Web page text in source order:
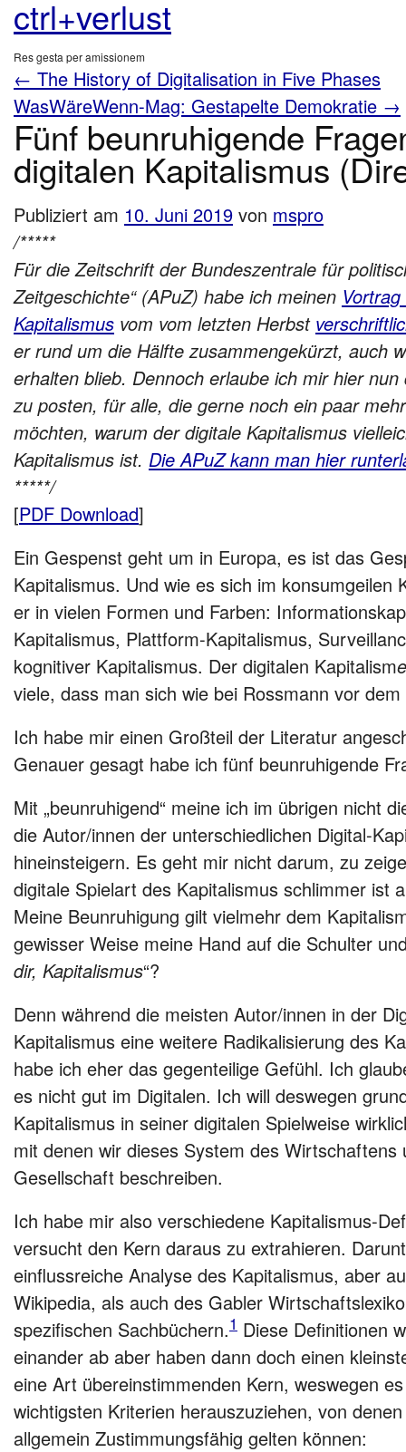
ctrl+verlust
Res gesta per amissionem
← The History of Digitalisation in Five Phases
WasWäreWenn-Mag: Gestapelte Demokratie →
Fünf beunruhigende
digitalen Kapitalismus
Publiziert am 10. Juni 2019 von mspro
/*****
Für die Zeitschrift der Bundeszentrale für
Zeitgeschichte“ (APuZ) habe ich meinen
Kapitalismus vom vom letzten Herbst
er rund um die Hälfte zusammengekürzt, auch
erhalten blieb. Dennoch erlaube ich mir hier
zu posten, für alle, die gerne noch ein paar
möchten, warum der digitale Kapitalismus
Kapitalismus ist. Die APuZ kann man hier
*****/
[PDF Download]
Ein Gespenst geht um in Europa, es ist das
Kapitalismus. Und wie es sich im konsumgeilen
er in vielen Formen und Farben:
Kapitalismus, Plattform-Kapitalismus,
kognitiver Kapitalismus. Der digitalen Kapitalism
viele, dass man sich wie bei Rossmann vor
Ich habe mir einen Großteil der Literatur
Genauer gesagt habe ich fünf beunruhigende
Mit „beunruhigend“ meine ich im übrigen nicht
die Autor/innen der unterschiedlichen Digital-
hineinsteigern. Es geht mir nicht darum, zu
digitale Spielart des Kapitalismus schlimmer ist
Meine Beunruhigung gilt vielmehr dem
gewisser Weise meine Hand auf die Schulter
dir, Kapitalismus“?
Denn während die meisten Autor/innen in der
Kapitalismus eine weitere Radikalisierung des
habe ich eher das gegenteilige Gefühl. Ich
es nicht gut im Digitalen. Ich will deswegen
Kapitalismus in seiner digitalen Spielweise
mit denen wir dieses System des
Gesellschaft beschreiben.
Ich habe mir also verschiedene Kapitalismus-
versucht den Kern daraus zu extrahieren.
einflussreiche Analyse des Kapitalismus, aber
Wikipedia, als auch des Gabler
spezifischen Sachbüchern.1 Diese Definitionen
einander ab aber haben dann doch einen
eine Art übereinstimmenden Kern, weswegen
wichtigsten Kriterien herauszuziehen, von
allgemein Zustimmungsfähig gelten können: